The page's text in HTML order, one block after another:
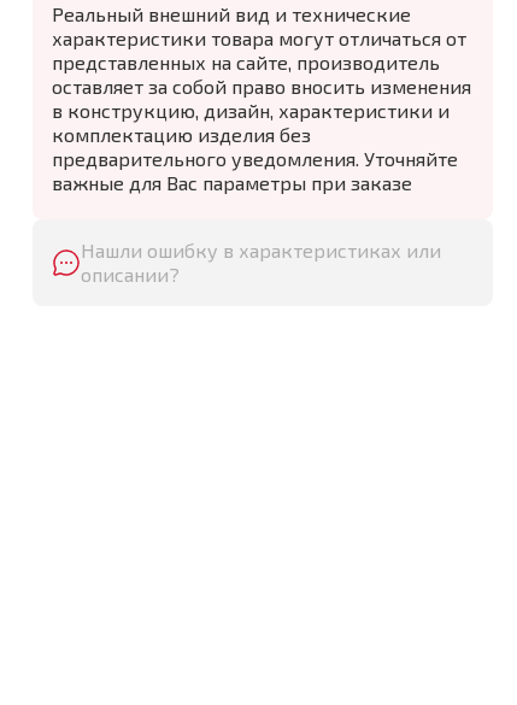
Реальный внешний вид и технические
характеристики товара могут отличаться от
представленных на сайте, производитель
оставляет за собой право вносить изменения
в конструкцию, дизайн, характеристики и
комплектацию изделия без
предварительного уведомления. Уточняйте
важные для Вас параметры при заказе
Нашли ошибку в характеристиках или
описании?